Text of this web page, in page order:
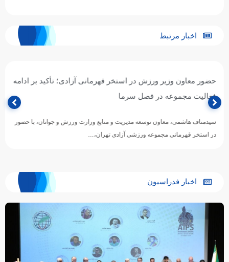
اخبار مرتبط
حضور معاون وزیر ورزش در استخر قهرمانی آزادی؛ تأکید بر ادامه
فعالیت مجموعه در فصل سرما
سیدمناف هاشمی، معاون توسعه مدیریت و منابع وزارت ورزش و جوانان، با حضور
در استخر قهرمانی مجموعه ورزشی آزادی تهران،…
اخبار فدراسیون